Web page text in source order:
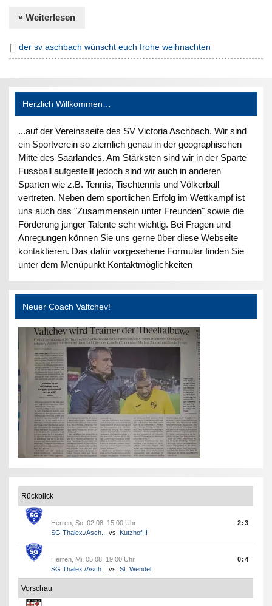
» Weiterlesen
der sv aschbach wünscht euch frohe weihnachten
Herzlich Willkommen…
...auf der Vereinsseite des SV Victoria Aschbach. Wir sind
ein Sportverein so ziemlich genau in der geographischen
Mitte des Saarlandes. Am Stärksten sind wir in der Sparte
Fussball aufgestellt jedoch sind wir auch in anderen
Sparten wie z.B. Tennis, Tischtennis und Völkerball
vertreten. Neben dem sportlichen Erfolg im Wettkampf ist
uns auch das "Zusammensein unter Freunden" sowie die
Förderung junger Talente sehr wichtig. Bei Fragen und
Anregungen können Sie uns gerne über diese Webseite
kontaktieren. Das dafür vorgesehene Formular finden Sie
unter dem Menüpunkt Kontaktmöglichkeiten
Neuer Coach Valtchev!
Rückblick
Herren, So. 02.08. 15:00 Uhr
SG Thalex./Asch...
vs. Kutzhof II
2:3
Herren, Mi. 05.08. 19:00 Uhr
SG Thalex./Asch...
vs.St. Wendel
0:4
Vorschau